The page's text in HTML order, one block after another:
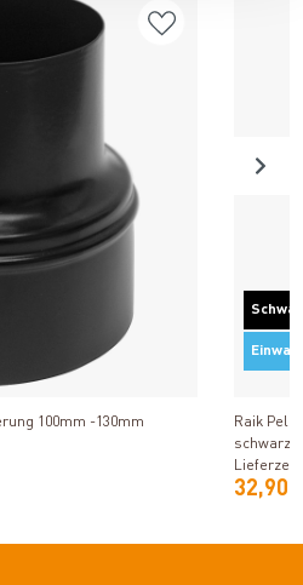
100mm -130mm
Raik
schwarz
32,90